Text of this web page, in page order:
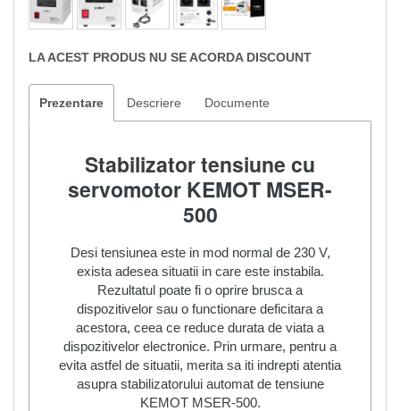
LA ACEST PRODUS NU SE ACORDA DISCOUNT
Prezentare Descriere Documente
Stabilizator tensiune cu
servomotor KEMOT MSER-
500
Desi tensiunea este in mod normal de 230 V,
exista adesea situatii in care este instabila.
Rezultatul poate fi o oprire brusca a
dispozitivelor sau o functionare deficitara a
acestora, ceea ce reduce durata de viata a
dispozitivelor electronice. Prin urmare, pentru a
evita astfel de situatii, merita sa iti indrepti atentia
asupra stabilizatorului automat de tensiune
KEMOT MSER-500.